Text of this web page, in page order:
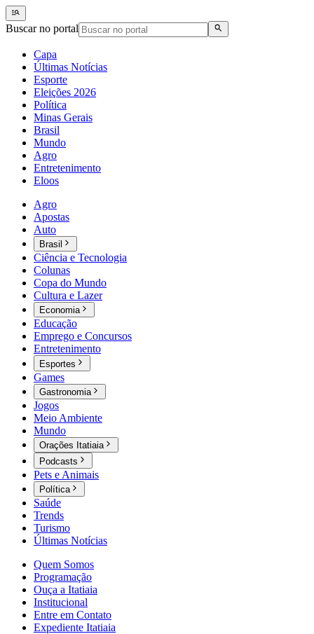
Buscar no portal
Capa
Últimas Notícias
Esporte
Eleições 2026
Política
Minas Gerais
Brasil
Mundo
Agro
Entretenimento
Eloos
Agro
Apostas
Auto
Brasil
Ciência e Tecnologia
Colunas
Copa do Mundo
Cultura e Lazer
Economia
Educação
Emprego e Concursos
Entretenimento
Esportes
Games
Gastronomia
Jogos
Meio Ambiente
Mundo
Orações Itatiaia
Podcasts
Pets e Animais
Política
Saúde
Trends
Turismo
Últimas Notícias
Quem Somos
Programação
Ouça a Itatiaia
Institucional
Entre em Contato
Expediente Itatiaia